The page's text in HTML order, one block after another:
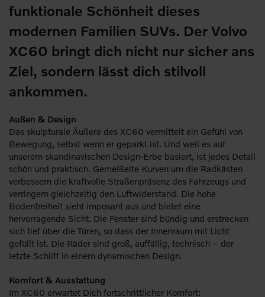
funktionale Schönheit dieses
modernen Familien SUVs. Der Volvo
XC60 bringt dich nicht nur sicher ans
Ziel, sondern lässt dich stilvoll
ankommen.
Außen & Design
Das skulpturale Äußere des XC60 vermittelt ein Gefühl von
Bewegung, selbst wenn er geparkt ist. Und weil es auf
unserem skandinavischen Design-Erbe basiert, ist jedes Detail
schön und praktisch. Gemeißelte Kurven um die Radkästen
verbessern die kraftvolle Straßenpräsenz des Fahrzeugs und
verringern gleichzeitig den Luftwiderstand. Die hohe
Bodenfreiheit sieht imposant aus und bietet eine
hervorragende Sicht. Die Fenster sind bündig und erstrecken
sich tief über die Türen, so dass der Innenraum mit Licht
gefüllt ist. Die Räder sind groß, auffällig, technisch – der
letzte Schliff in einem dynamischen Design.
Komfort & Ausstattung
Im XC60 erwartet Dich fortschrittlicher Komfort: